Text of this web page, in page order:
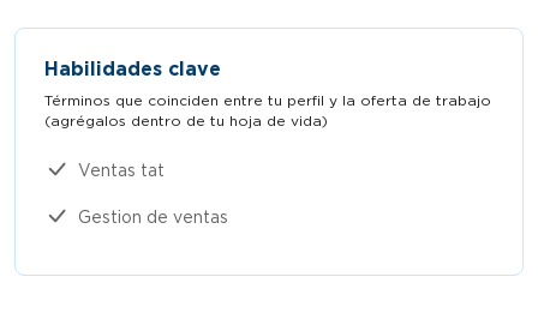
Habilidades clave
Términos que coinciden entre tu perfil y la oferta de trabajo
(agrégalos dentro de tu hoja de vida)​
Ventas tat
Gestion de ventas